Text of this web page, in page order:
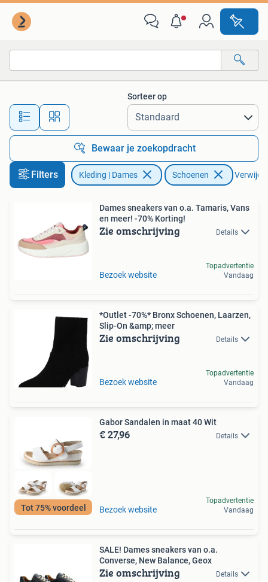
Alle afstanden…
Sorteer op
Bewaar je zoekopdracht
Filters Kleding | Dames Schoenen
Dames sneakers van o.a. Tamaris, Vans
en meer! -70% Korting!
Zie omschrijving Details
Bezoek website
Topadvertentie
Vandaag
*Outlet -70%* Bronx Schoenen, Laarzen,
Slip-On &amp; meer
Zie omschrijving Details
Bezoek website
Topadvertentie
Vandaag
Tot 75% voordeel
Gabor Sandalen in maat 40 Wit
€ 27,96 Details
Bezoek website
Topadvertentie
Vandaag
SALE! Dames sneakers van o.a.
Converse, New Balance, Geox
Zie omschrijving Details